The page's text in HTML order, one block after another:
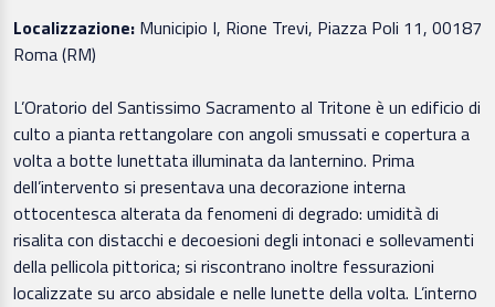
Localizzazione: Municipio I, Rione Trevi, Piazza Poli 11, 00187
Roma (RM)
L’Oratorio del Santissimo Sacramento al Tritone è un edificio di
culto a pianta rettangolare con angoli smussati e copertura a
volta a botte lunettata illuminata da lanternino. Prima
dell’intervento si presentava una decorazione interna
ottocentesca alterata da fenomeni di degrado: umidità di
risalita con distacchi e decoesioni degli intonaci e sollevamenti
della pellicola pittorica; si riscontrano inoltre fessurazioni
localizzate su arco absidale e nelle lunette della volta. L’interno